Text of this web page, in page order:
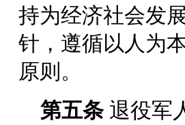
持为经济社会发
针，遵循以人为
原则。
第五条 退役军